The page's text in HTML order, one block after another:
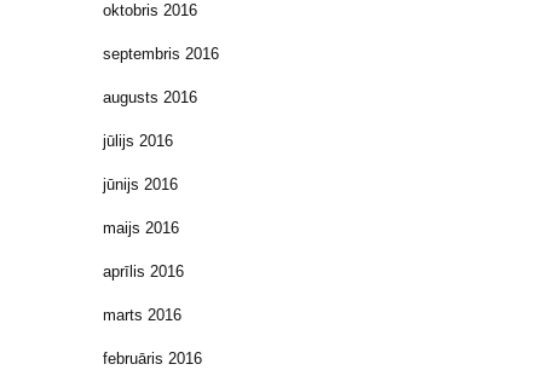
oktobris 2016
septembris 2016
augusts 2016
jūlijs 2016
jūnijs 2016
maijs 2016
aprīlis 2016
marts 2016
februāris 2016